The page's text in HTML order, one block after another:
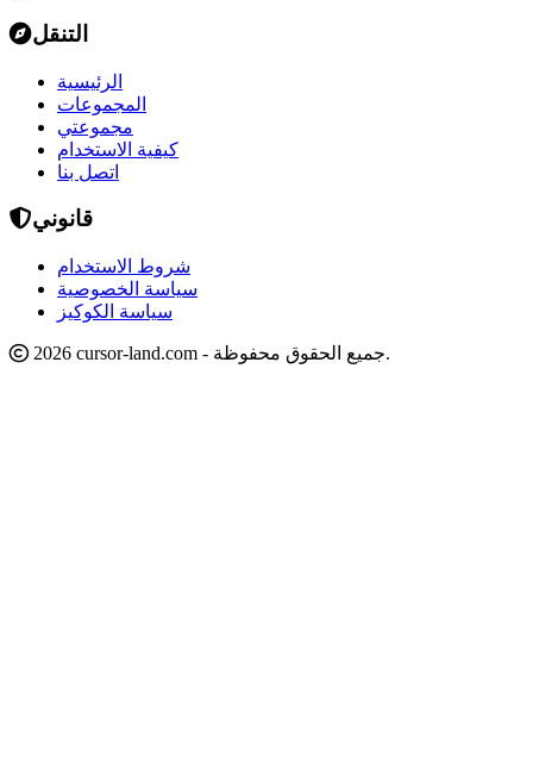
التنقل
الرئيسية
المجموعات
مجموعتي
كيفية الاستخدام
اتصل بنا
قانوني
شروط الاستخدام
سياسة الخصوصية
سياسة الكوكيز
2026 cursor-land.com - جميع الحقوق محفوظة.